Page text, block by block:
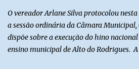
O vereador Arlane Silva protocolou
a sessão ordinária da Câmara
dispõe sobre a execução do hino
ensino municipal de Alto do Rodrigues. A